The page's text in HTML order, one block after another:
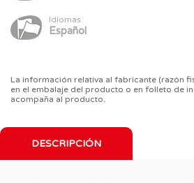
Idiomas
Español
La información relativa al fabricante (razón
en el embalaje del producto o en folleto de
acompaña al producto.
DESCRIPCIÓN